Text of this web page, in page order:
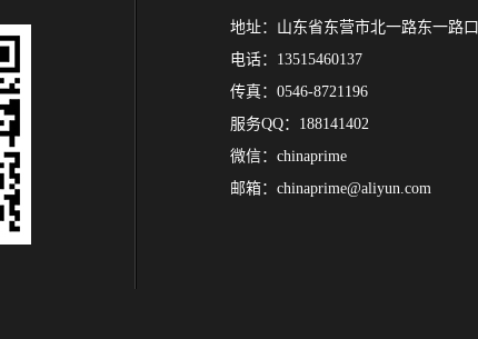
地址：山东省东营市北一路东一路口
电话：13515460137
传真：0546-8721196
服务QQ：188141402
微信：chinaprime
邮箱： chinaprime@aliyun.com